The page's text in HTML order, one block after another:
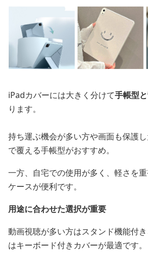
iPadカバーには大きく分けて手帳型
ります。
持ち運ぶ機会が多い方や画面も保護
で覆える手帳型がおすすめ。
一方、自宅での使用が多く、軽さを
ケースが便利です。
用途に合わせた選択が重要
動画視聴が多い方はスタンド機能付
はキーボード付きカバーが最適です。